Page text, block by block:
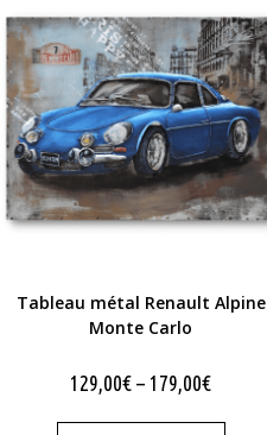
Tableau métal Renault Alpine
Monte Carlo
129,00€ – 179,00€